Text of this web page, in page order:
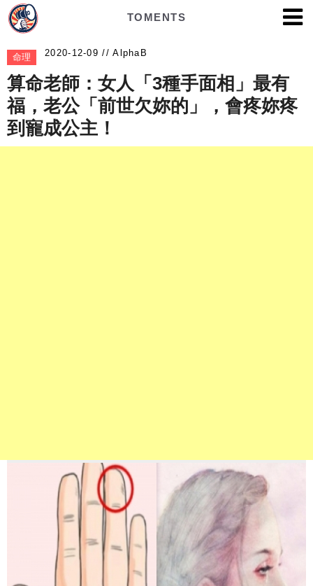
TOMENTS
命理 AlphaB
算命老師：女人「3種手面相」最有
福，老公「前世欠妳的」，會疼妳疼
到寵成公主！